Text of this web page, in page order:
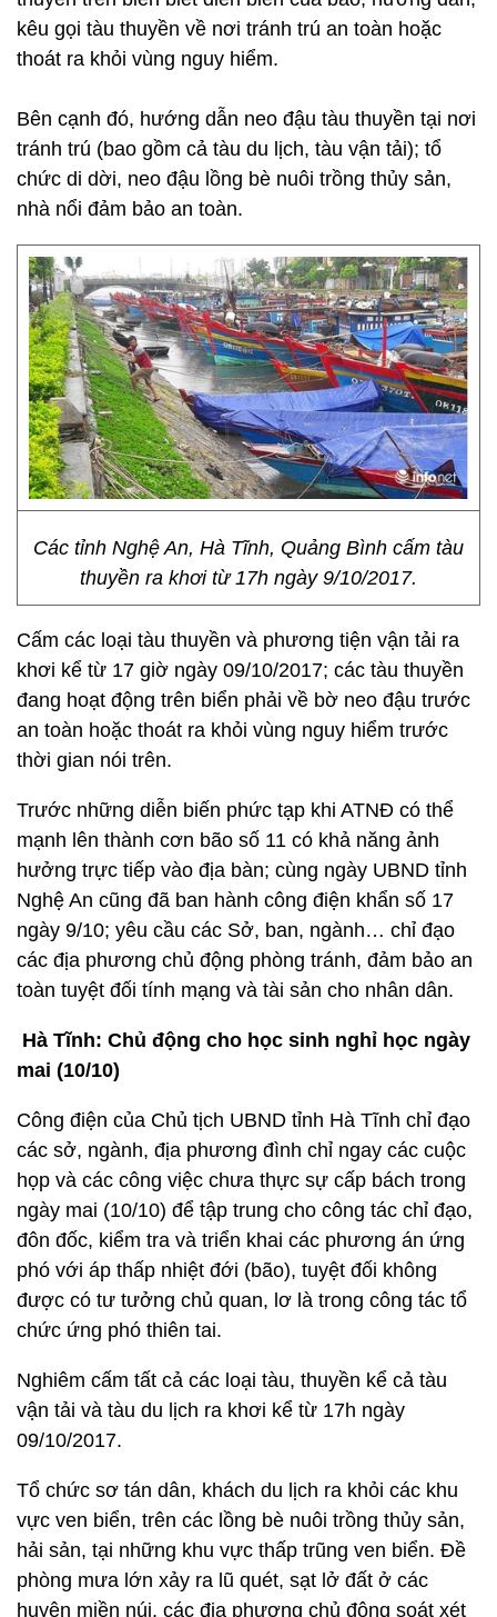
kêu gọi tàu thuyền về nơi tránh trú an toàn hoặc
thoát ra khỏi vùng nguy hiểm.
Bên cạnh đó, hướng dẫn neo đậu tàu thuyền tại nơi
tránh trú (bao gồm cả tàu du lịch, tàu vận tải); tổ
chức di dời, neo đậu lồng bè nuôi trồng thủy sản,
nhà nổi đảm bảo an toàn.
Các tỉnh Nghệ An, Hà Tĩnh, Quảng Bình cấm tàu
thuyền ra khơi từ 17h ngày 9/10/2017.
Cấm các loại tàu thuyền và phương tiện vận tải ra
khơi kể từ 17 giờ ngày 09/10/2017; các tàu thuyền
đang hoạt động trên biển phải về bờ neo đậu trước
an toàn hoặc thoát ra khỏi vùng nguy hiểm trước
thời gian nói trên.
Trước những diễn biến phức tạp khi ATNĐ có thể
mạnh lên thành cơn bão số 11 có khả năng ảnh
hưởng trực tiếp vào địa bàn; cùng ngày UBND tỉnh
Nghệ An cũng đã ban hành công điện khẩn số 17
ngày 9/10; yêu cầu các Sở, ban, ngành… chỉ đạo
các địa phương chủ động phòng tránh, đảm bảo an
toàn tuyệt đối tính mạng và tài sản cho nhân dân.
Hà Tĩnh: Chủ động cho học sinh nghỉ học ngày
mai (10/10)
Công điện của Chủ tịch UBND tỉnh Hà Tĩnh chỉ đạo
các sở, ngành, địa phương đình chỉ ngay các cuộc
họp và các công việc chưa thực sự cấp bách trong
ngày mai (10/10) để tập trung cho công tác chỉ đạo,
đôn đốc, kiểm tra và triển khai các phương án ứng
phó với áp thấp nhiệt đới (bão), tuyệt đối không
được có tư tưởng chủ quan, lơ là trong công tác tổ
chức ứng phó thiên tai.
Nghiêm cấm tất cả các loại tàu, thuyền kể cả tàu
vận tải và tàu du lịch ra khơi kể từ 17h ngày
09/10/2017.
Tổ chức sơ tán dân, khách du lịch ra khỏi các khu
vực ven biển, trên các lồng bè nuôi trồng thủy sản,
hải sản, tại những khu vực thấp trũng ven biển. Đề
phòng mưa lớn xảy ra lũ quét, sạt lở đất ở các
huyện miền núi, các địa phương chủ động soát xét